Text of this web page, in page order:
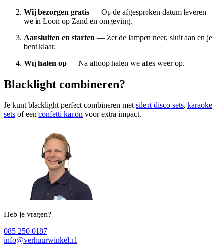
Wij bezorgen gratis — Op de afgesproken datum leveren
we in Loon op Zand en omgeving.
Aansluiten en starten — Zet de lampen neer, sluit aan en je
bent klaar.
Wij halen op — Na afloop halen we alles weer op.
Blacklight combineren?
Je kunt blacklight perfect combineren met silent disco sets, karaoke
sets of een confetti kanon voor extra impact.
Heb je vragen?
085 250 0187
info@verhuurwinkel.nl